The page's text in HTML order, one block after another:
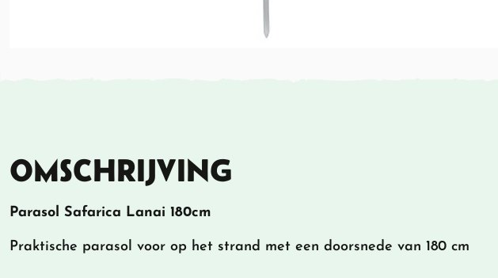
OMSCHRIJVING
Parasol Safarica Lanai 180cm
Praktische parasol voor op het strand met een doorsnede van 180 cm